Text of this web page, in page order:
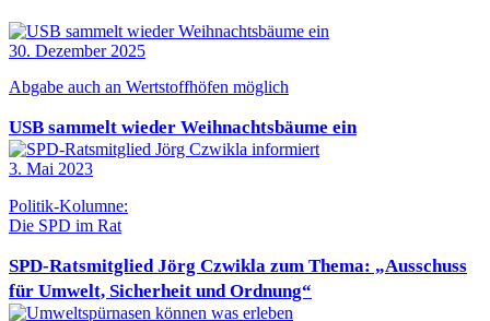
30. Dezember 2025
Abgabe auch an Wertstoffhöfen möglich
USB sammelt wieder Weihnachtsbäume ein
3. Mai 2023
Politik-Kolumne:
Die SPD im Rat
SPD-Ratsmitglied Jörg Czwikla zum Thema: „Ausschuss
für Umwelt, Sicherheit und Ordnung“